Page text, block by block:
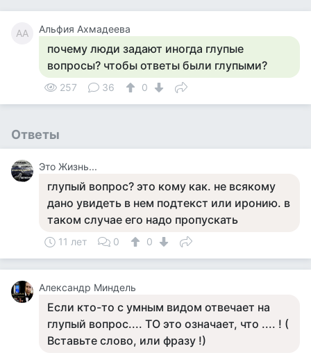
АА Альфия Ахмадеева
почему люди задают иногда глупые
вопросы? чтобы ответы были глупыми?
257 36 0
Ответы
Это Жизнь...
глупый вопрос? это кому как. не всякому
дано увидеть в нем подтекст или иронию. в
таком случае его надо пропускать
11 лет 0 0
Александр Миндель
Если кто-то с умным видом отвечает на
глупый вопрос.... ТО это означает, что .... ! (
Вставьте слово, или фразу !)